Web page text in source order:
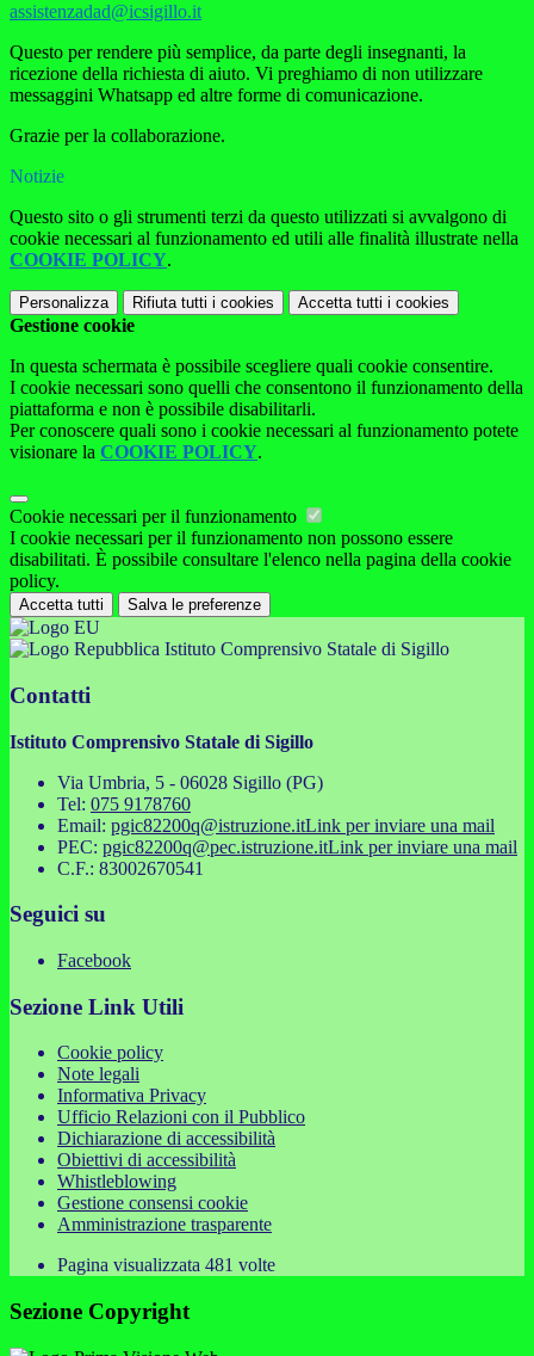
assistenzadad@icsigillo.it
Questo per rendere più semplice, da parte degli insegnanti, la
ricezione della richiesta di aiuto. Vi preghiamo di non utilizzare
messaggini Whatsapp ed altre forme di comunicazione.
Grazie per la collaborazione.
Notizie
Questo sito o gli strumenti terzi da questo utilizzati si avvalgono di
cookie necessari al funzionamento ed utili alle finalità illustrate nella
COOKIE POLICY.
Personalizza Rifiuta tutti i cookies Accetta tutti i cookies
Gestione cookie
In questa schermata è possibile scegliere quali cookie consentire.
I cookie necessari sono quelli che consentono il funzionamento della
piattaforma e non è possibile disabilitarli.
Per conoscere quali sono i cookie necessari al funzionamento potete
visionare la COOKIE POLICY.
Cookie necessari per il funzionamento
I cookie necessari per il funzionamento non possono essere
disabilitati. È possibile consultare l'elenco nella pagina della cookie
policy.
Accetta tutti Salva le preferenze
Istituto Comprensivo Statale di Sigillo
Contatti
Istituto Comprensivo Statale di Sigillo
Via Umbria, 5 - 06028 Sigillo (PG)
Tel: 075 9178760
Email: pgic82200q@istruzione.itLink per inviare una mail
PEC: pgic82200q@pec.istruzione.itLink per inviare una mail
C.F.: 83002670541
Seguici su
Facebook
Sezione Link Utili
Cookie policy
Note legali
Informativa Privacy
Ufficio Relazioni con il Pubblico
Dichiarazione di accessibilità
Obiettivi di accessibilità
Whistleblowing
Gestione consensi cookie
Amministrazione trasparente
Pagina visualizzata 481 volte
Sezione Copyright